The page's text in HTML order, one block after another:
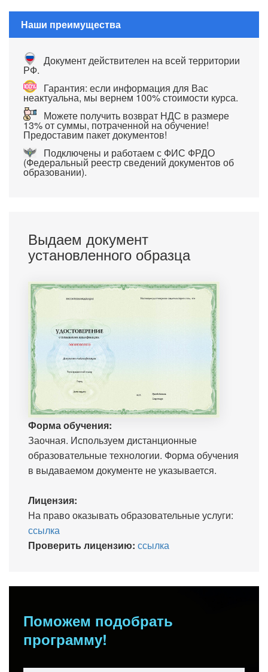
Наши преимущества
Документ действителен на всей территории
РФ.
Гарантия: если информация для Вас
неактуальна, мы вернем 100% стоимости курса.
Можете получить возврат НДС в размере
13% от суммы, потраченной на обучение!
Предоставим пакет документов!
Подключены и работаем с ФИС ФРДО
(Федеральный реестр сведений документов об
образовании).
Выдаем документ
установленного образца
Форма обучения:
Заочная. Используем дистанционные
образовательные технологии. Форма обучения
в выдаваемом документе не указывается.
Лицензия:
На право оказывать образовательные услуги:
ссылка
Проверить лицензию: ссылка
Поможем подобрать
программу!